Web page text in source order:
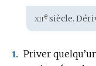
Étymologie
:
xiiesiècle.
1. Priver